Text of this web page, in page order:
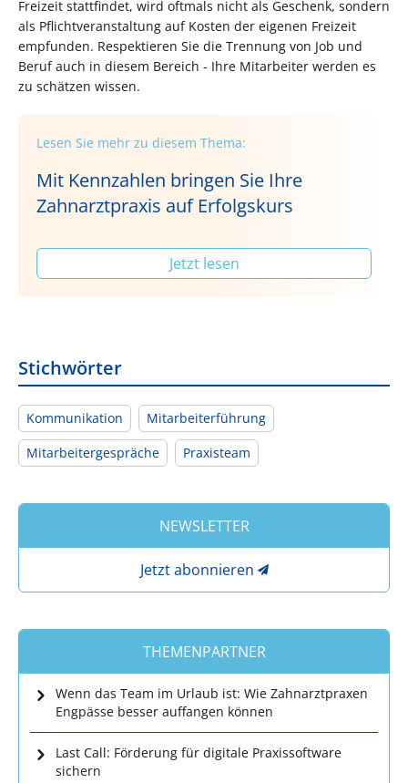
Freizeit stattfindet, wird oftmals nicht als Geschenk, sondern
als Pflichtveranstaltung auf Kosten der eigenen Freizeit
empfunden. Respektieren Sie die Trennung von Job und
Beruf auch in diesem Bereich - Ihre Mitarbeiter werden es
zu schätzen wissen.
Lesen Sie mehr zu diesem Thema:
Mit Kennzahlen bringen Sie Ihre
Zahnarztpraxis auf Erfolgskurs
Jetzt lesen
Stichwörter
Kommunikation
Mitarbeiterführung
Mitarbeitergespräche
Praxisteam
NEWSLETTER
Jetzt abonnieren
THEMENPARTNER
Wenn das Team im Urlaub ist: Wie Zahnarztpraxen
Engpässe besser auffangen können
Last Call: Förderung für digitale Praxissoftware
sichern